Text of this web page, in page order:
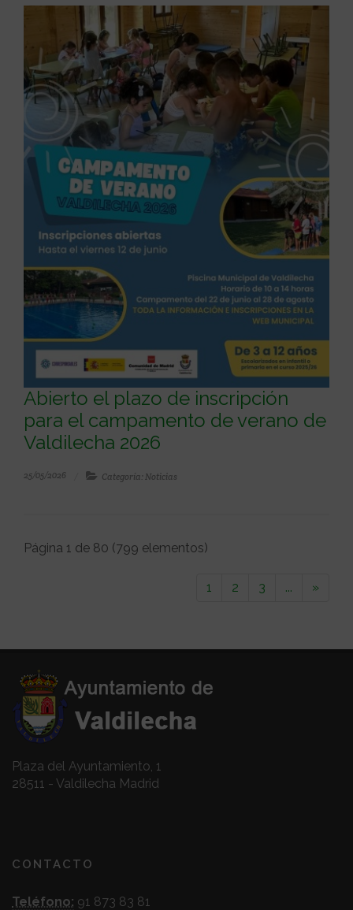
Abierto el plazo de inscripción
para el campamento de verano de
Valdilecha 2026
25/05/2026 Categoría: Noticias
Página 1 de 80 (799 elementos)
1 2 3 ... »
Plaza del Ayuntamiento, 1
28511 - Valdilecha Madrid
CONTACTO
Teléfono: 91 873 83 81